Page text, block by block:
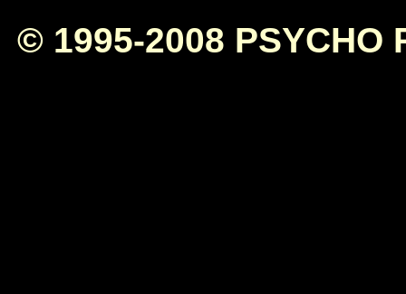
© 1995-2008 PSYCHO